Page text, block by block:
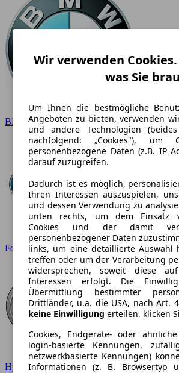
BMW
Ford
Hyundai
Wir verwenden
was Sie
Um Ihnen die bestmögliche
Angeboten zu bieten, verwenden
und andere Technologien
nachfolgend: „Cookies"), um
personenbezogene Daten (z.B. IP
darauf zuzugreifen.
Dadurch ist es möglich,
Ihren Interessen auszuspielen,
und dessen Verwendung zu
unten rechts, um dem Einsatz
Cookies und der damit
personenbezogener Daten
links, um eine detaillierte Auswahl
treffen oder um der Verarbeitung
widersprechen, soweit diese
Interessen erfolgt. Die
Übermittlung bestimmter
Drittländer, u.a. die USA, nach Art.
keine Einwilligung erteilen, klicken
Cookies, Endgeräte- oder
login-basierte Kennungen,
netzwerkbasierte Kennungen)
Informationen (z. B. Browsertyp